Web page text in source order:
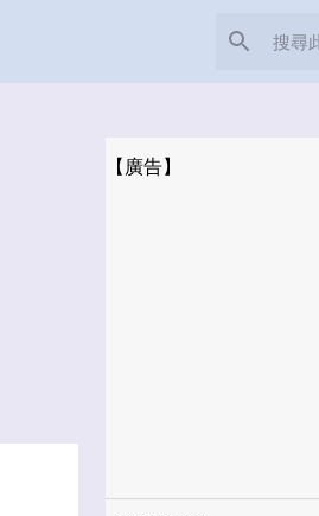
【廣告】